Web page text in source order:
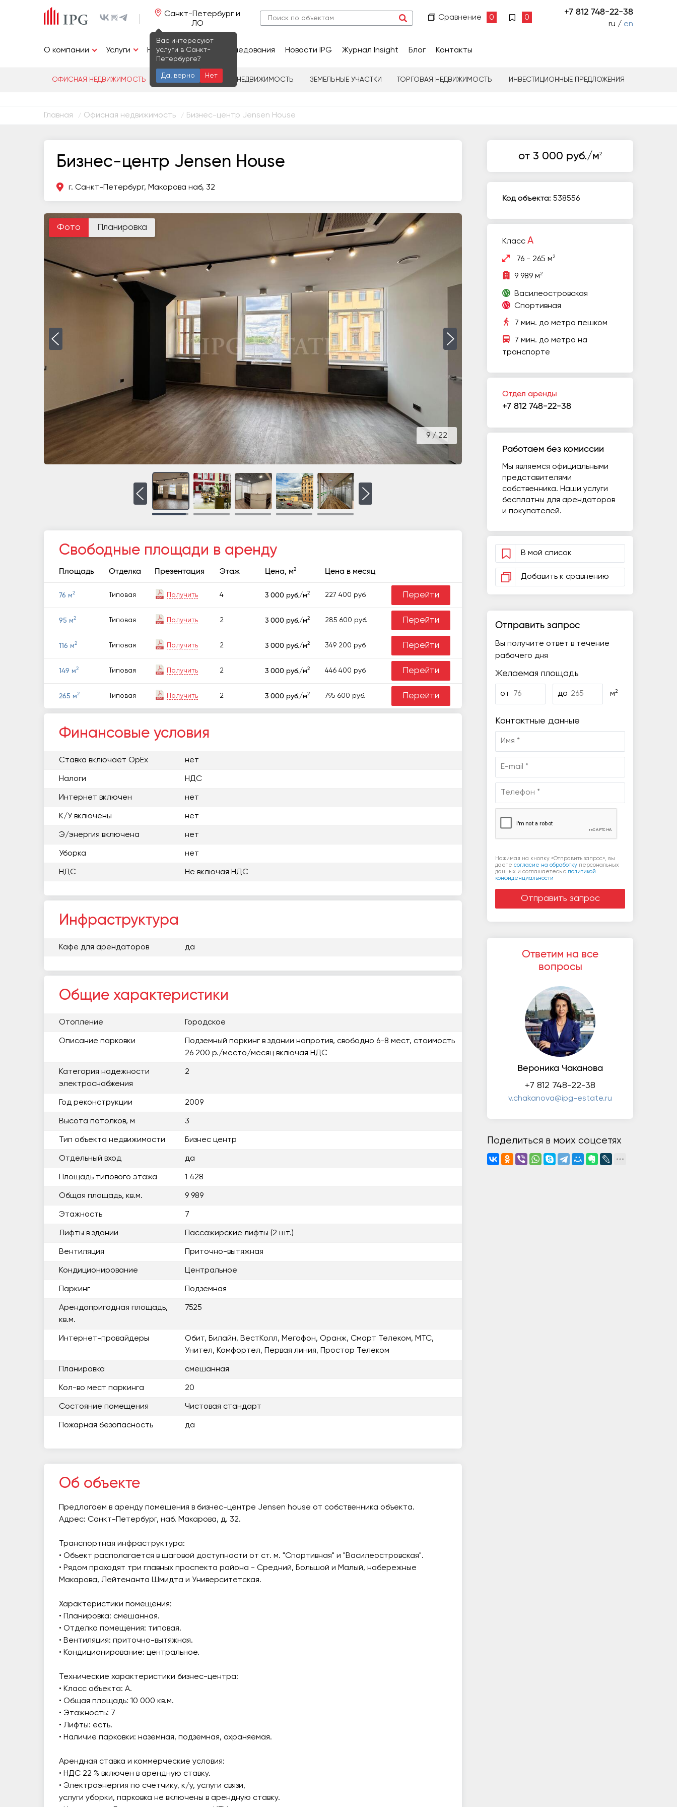
Санкт-Петербург и
ЛО
Вас интересуют
услуги в Санкт-
Петербурге?
Да, верно Нет
Сравнение 0 0
+7 812 748-22-38
ru / en
О компании Услуги Недвижимость Исследования Новости IPG Журнал Insight Блог Контакты
ОФИСНАЯ НЕДВИЖИМОСТЬ ИНДУСТРИАЛЬНАЯ НЕДВИЖИМОСТЬ ЗЕМЕЛЬНЫЕ УЧАСТКИ ТОРГОВАЯ НЕДВИЖИМОСТЬ ИНВЕСТИЦИОННЫЕ ПРЕДЛОЖЕНИЯ
Главная / Офисная недвижимость / Бизнес-центр Jensen House
Бизнес-центр Jensen House
г. Санкт-Петербург, Макарова наб, 32
Фото Планировка
9 /22
Свободные площади в аренду
Площадь Отделка Презентация Этаж Цена, м2 Цена в месяц
76 м2 Типовая Получить 4 3 000 руб./м2 227 400 руб. Перейти
95 м2 Типовая Получить 2 3 000 руб./м2 285 600 руб. Перейти
116 м2 Типовая Получить 2 3 000 руб./м2 349 200 руб. Перейти
149 м2 Типовая Получить 2 3 000 руб./м2 446 400 руб. Перейти
265 м2 Типовая Получить 2 3 000 руб./м2 795 600 руб. Перейти
Финансовые условия
Ставка включает OpEx нет
Налоги НДС
Интернет включен нет
К/У включены нет
Э/энергия включена нет
Уборка нет
НДС Не включая НДС
Инфраструктура
Кафе для арендаторов да
Общие характеристики
Отопление Городское
Описание парковки
Подземный паркинг в здании напротив, свободно 6-8 мест, стоимость
26 200 р./место/месяц включая НДС
Категория надежности
электроснабжения
2
Год реконструкции 2009
Высота потолков, м 3
Тип объекта недвижимости Бизнес центр
Отдельный вход да
Площадь типового этажа 1 428
Общая площадь, кв.м. 9 989
Этажность 7
Лифты в здании Пассажирские лифты (2 шт.)
Вентиляция Приточно-вытяжная
Кондиционирование Центральное
Паркинг Подземная
Арендопригодная площадь,
кв.м.
7525
Интернет-провайдеры
Обит, Билайн, ВестКолл, Мегафон, Оранж, Смарт Телеком, МТС,
Унител, Комфортел, Первая линия, Простор Телеком
Планировка смешанная
Кол-во мест паркинга 20
Состояние помещения Чистовая стандарт
Пожарная безопасность да
Об объекте
Предлагаем в аренду помещения в бизнес-центре Jensen house от собственника объекта.
Адрес: Санкт-Петербург, наб. Макарова, д. 32.
Транспортная инфраструктура:
• Объект располагается в шаговой доступности от ст. м. "Спортивная" и "Василеостровская".
• Рядом проходят три главных проспекта района - Средний, Большой и Малый, набережные
Макарова, Лейтенанта Шмидта и Университетская.
Характеристики помещения:
• Планировка: смешанная.
• Отделка помещения: типовая.
• Вентиляция: приточно-вытяжная.
• Кондиционирование: центральное.
Технические характеристики бизнес-центра:
• Класс объекта: А.
• Общая площадь: 10 000 кв.м.
• Этажность: 7
• Лифты: есть.
• Наличие парковки: наземная, подземная, охраняемая.
Арендная ставка и коммерческие условия:
• НДС 22 % включен в арендную ставку.
• Электроэнергия по счетчику, к/у, услуги связи,
услуги уборки, парковка не включены в арендную ставку.
от 3 000 руб./м2
Код объекта: 538556
Класс A
76 - 265 м2
9 989 м2
Василеостровская
Спортивная
7 мин. до метро пешком
7 мин. до метро на
транспорте
Отдел аренды
+7 812 748-22-38
Работаем без комиссии
Мы являемся официальными
представителями
собственника. Наши услуги
бесплатны для арендаторов
и покупателей.
В мой список
Добавить к сравнению
Отправить запрос
Вы получите ответ в течение
рабочего дня
Желаемая площадь
от до м2
Контактные данные
Нажимая на кнопку «Отправить запрос», вы
даете согласие на обработку персональных
данных и соглашаетесь c политикой
конфиденциальности
Ответим на все
вопросы
Вероника Чаканова
+7 812 748-22-38
v.chakanova@ipg-estate.ru
Поделиться в моих соцсетях